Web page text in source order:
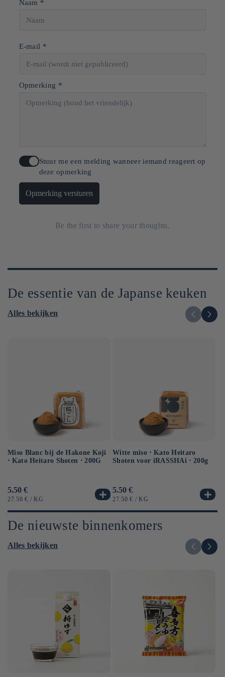
Naam *
E-mail *
Opmerking *
Stuur me een melding wanneer iemand reageert op
deze opmerking
Opmerking versturen
Be the first to share your thoughts.
De essentie van de Japanse keuken
Alles bekijken
Miso Blanc bij de Hakone Koji
⋅ Kato Heitaro Shoten ⋅ 200G
Normale
prijs
5.50 €
EENHEIDSPRIJS
27.50 € / PER
KG
Witte miso ⋅ Kato Heitaro
Shoten voor iRASSHAi ⋅ 200g
Normale
prijs
5.50 €
EENHEIDSPRIJS
27.50 € / PER
KG
De nieuwste binnenkomers
Alles bekijken